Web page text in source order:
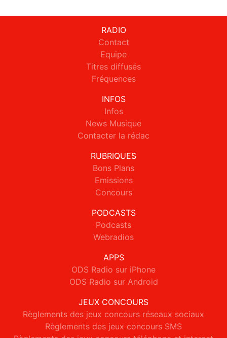
RADIO
Contact
Equipe
Titres diffusés
Fréquences
INFOS
Infos
News Musique
Contacter la rédac
RUBRIQUES
Bons Plans
Emissions
Concours
PODCASTS
Podcasts
Webradios
APPS
ODS Radio sur iPhone
ODS Radio sur Android
JEUX CONCOURS
Règlements des jeux concours réseaux sociaux
Règlements des jeux concours SMS